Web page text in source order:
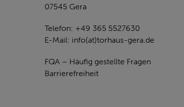
07545 Gera
Telefon: +49 365 5527630
E-Mail: info(at)torhaus-gera.de
FQA – Häufig gestellte Fragen
Barrierefreiheit